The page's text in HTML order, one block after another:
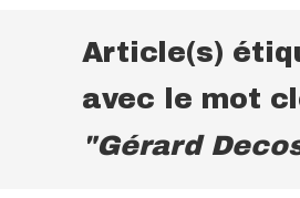
Article(s)
avec le mot
"Gérard